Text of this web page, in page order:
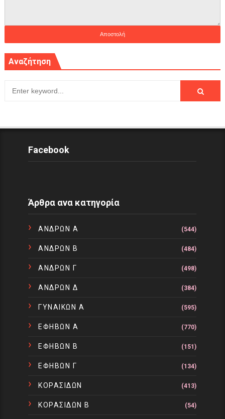
Αναζήτηση
Facebook
Άρθρα ανα κατηγορία
ΑΝΔΡΩΝ Α (544)
ΑΝΔΡΩΝ Β (484)
ΑΝΔΡΩΝ Γ (498)
ΑΝΔΡΩΝ Δ (384)
ΓΥΝΑΙΚΩΝ Α (595)
ΕΦΗΒΩΝ Α (770)
ΕΦΗΒΩΝ Β (151)
ΕΦΗΒΩΝ Γ (134)
ΚΟΡΑΣΙΔΩΝ (413)
ΚΟΡΑΣΙΔΩΝ Β (54)